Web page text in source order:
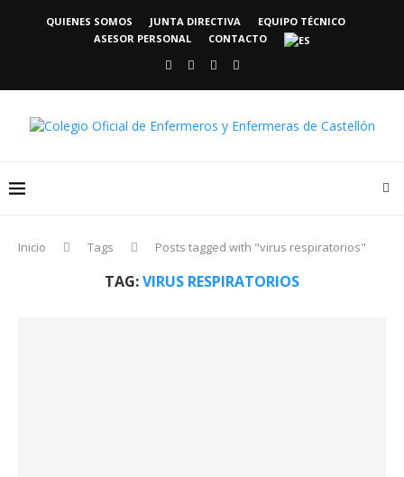
QUIENES SOMOS JUNTA DIRECTIVA
EQUIPO TÉCNICO
ASESOR PERSONAL
CONTACTO
Inicio Tags Posts tagged with "virus respiratorios"
TAG:VIRUS RESPIRATORIOS